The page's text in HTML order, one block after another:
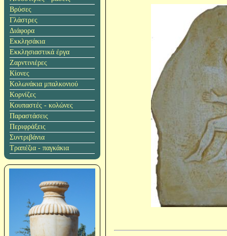
Βρύσες
Γλάστρες
Διάφορα
Εκκλησάκια
Εκκλησιαστικά έργα
Ζαρντινιέρες
Κίονες
Κολωνάκια μπαλκονιού
Κορνίζες
Κουπαστές - κολώνες
Παραστάσεις
Περιφράξεις
Συντριβάνια
Τραπέζια - παγκάκια